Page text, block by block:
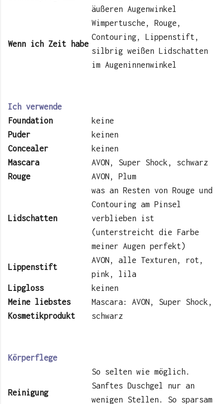
äußeren Augenwinkel
Wenn ich Zeit habe
Wimpertusche, Rouge,
Contouring, Lippenstift,
silbrig weißen Lidschatten
im Augeninnenwinkel
Ich verwende
Foundation
keine
Puder
keinen
Concealer
keinen
Mascara
AVON, Super Shock, schwarz
Rouge
AVON, Plum
Lidschatten
was an Resten von Rouge und
Contouring am Pinsel
verblieben ist
(unterstreicht die Farbe
meiner Augen perfekt)
Lippenstift
AVON, alle Texturen, rot,
pink, lila
Lipgloss
keinen
Meine liebstes
Kosmetikprodukt
Mascara: AVON, Super Shock,
schwarz
Körperflege
Reinigung
So selten wie möglich.
Sanftes Duschgel nur an
wenigen Stellen. So sparsam